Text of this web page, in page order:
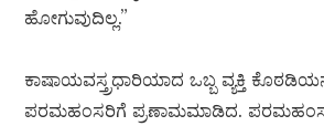
ಹೋಗುವುದಿಲ್ಲ.”
ಕಾಷಾಯವಸ್ತ್ರಧಾರಿಯಾದ ಒಬ್ಬ ವ್ಯಕ್ತಿ
ಪರಮಹಂಸರಿಗೆ ಪ್ರಣಾಮಮಾಡಿದ.